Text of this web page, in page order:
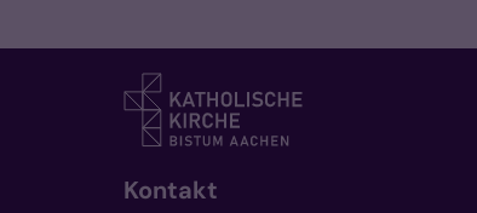
Kontakt